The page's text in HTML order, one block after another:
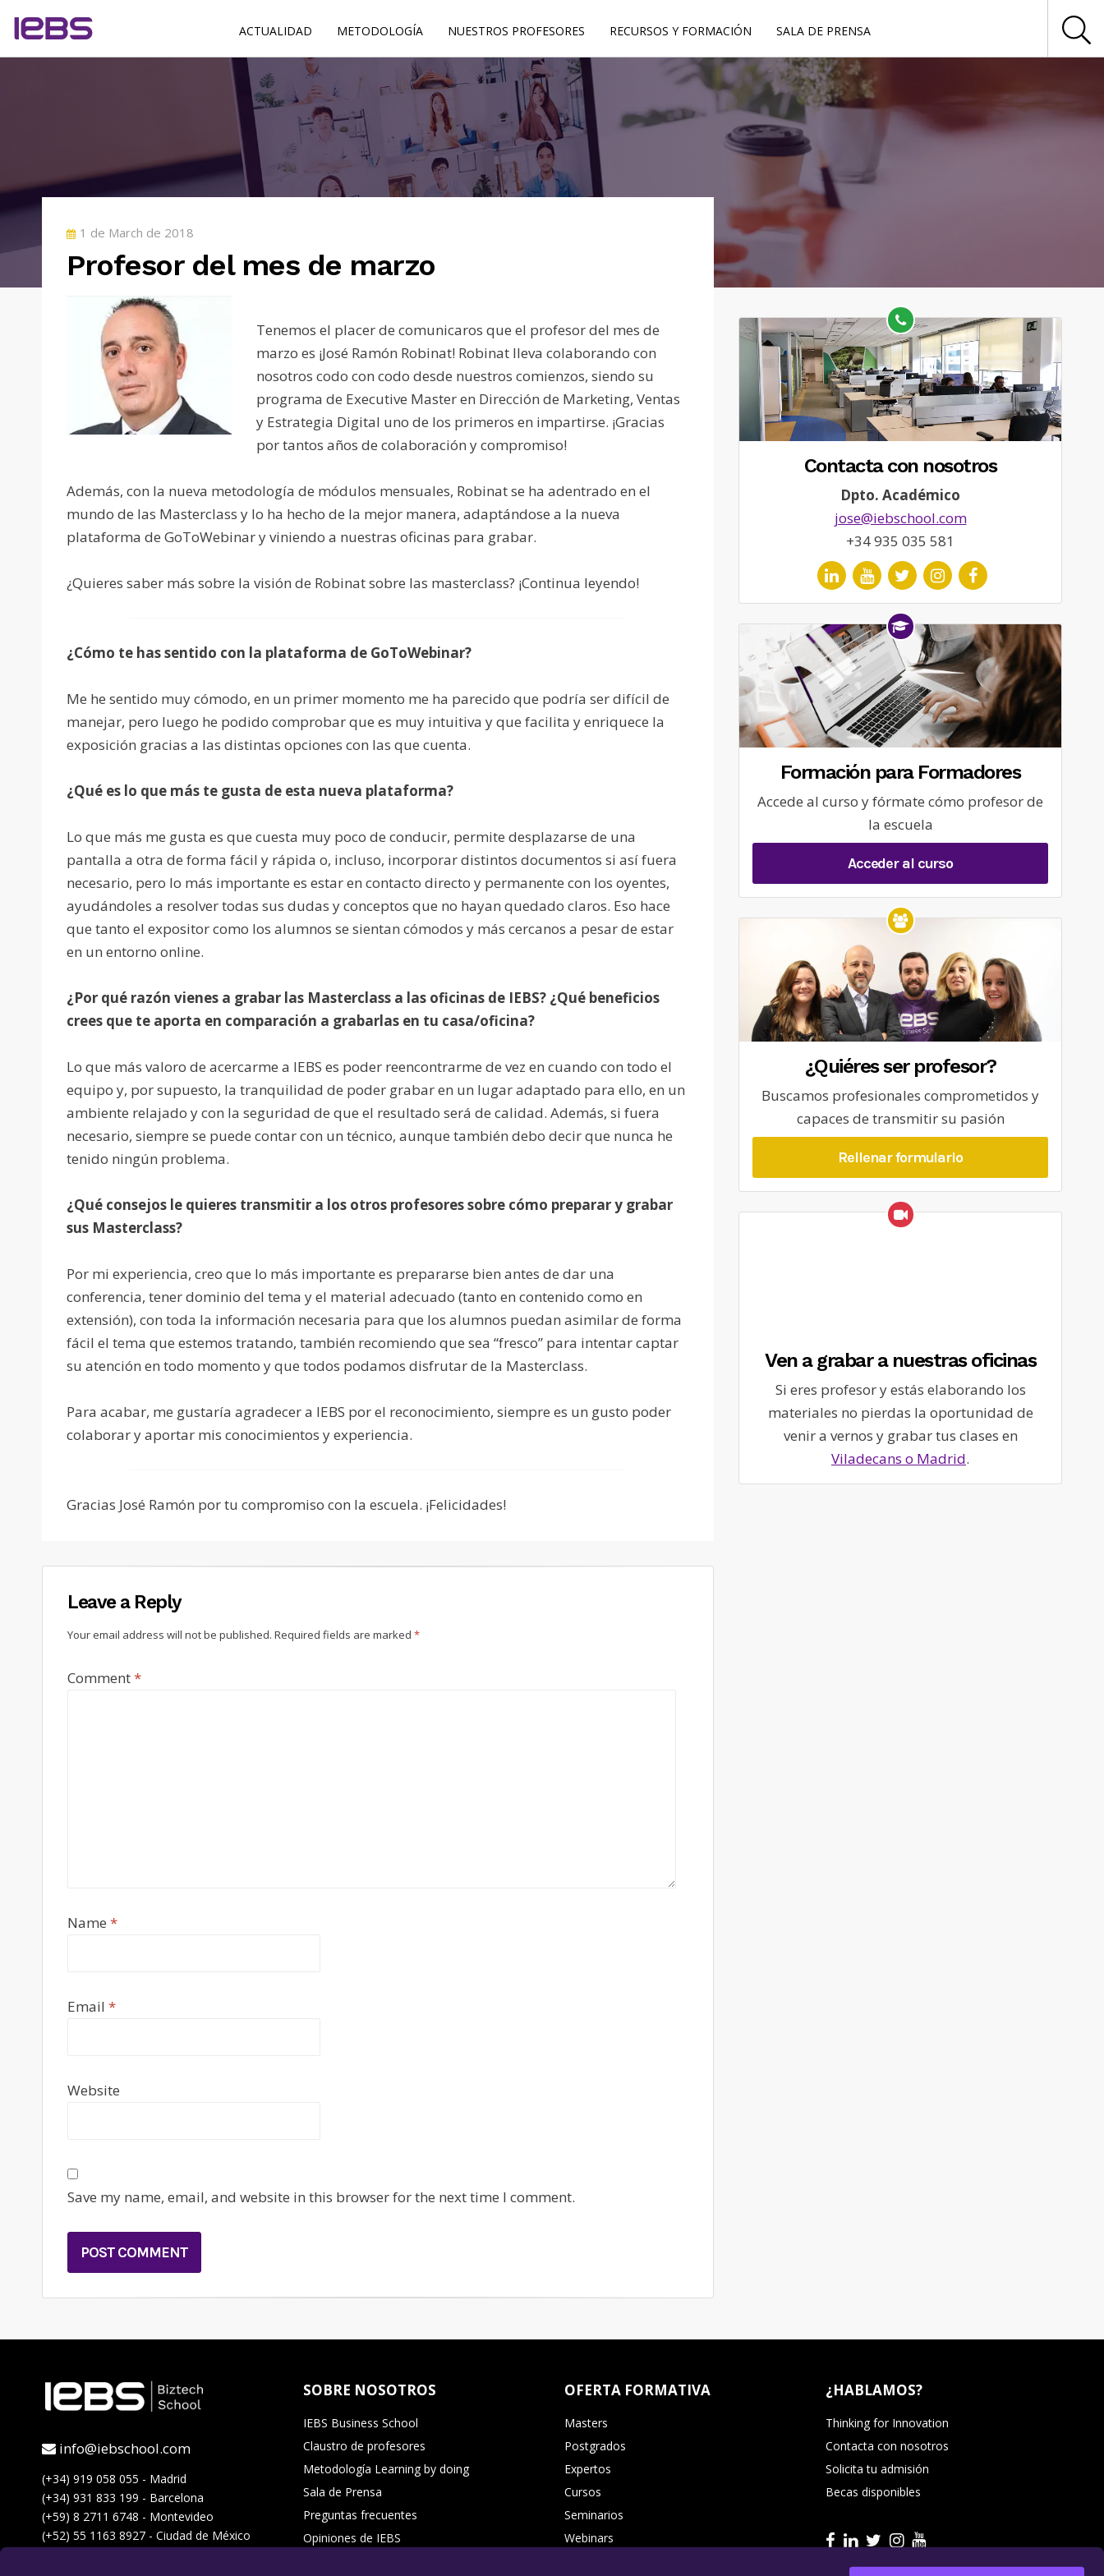
ACTUALIDAD METODOLOGÍA NUESTROS PROFESORES RECURSOS Y FORMACIÓN SALA DE PRENSA
POSTED
ON
1 de March de 2018
Profesor del mes de marzo
Tenemos el placer de comunicaros que el profesor del mes de
marzo es ¡José Ramón Robinat! Robinat lleva colaborando con
nosotros codo con codo desde nuestros comienzos, siendo su
programa de Executive Master en Dirección de Marketing, Ventas
y Estrategia Digital uno de los primeros en impartirse. ¡Gracias
por tantos años de colaboración y compromiso!
Además, con la nueva metodología de módulos mensuales, Robinat se ha adentrado en el
mundo de las Masterclass y lo ha hecho de la mejor manera, adaptándose a la nueva
plataforma de GoToWebinar y viniendo a nuestras oficinas para grabar.
¿Quieres saber más sobre la visión de Robinat sobre las masterclass? ¡Continua leyendo!
¿Cómo te has sentido con la plataforma de GoToWebinar?
Me he sentido muy cómodo, en un primer momento me ha parecido que podría ser difícil de
manejar, pero luego he podido comprobar que es muy intuitiva y que facilita y enriquece la
exposición gracias a las distintas opciones con las que cuenta.
¿Qué es lo que más te gusta de esta nueva plataforma?
Lo que más me gusta es que cuesta muy poco de conducir, permite desplazarse de una
pantalla a otra de forma fácil y rápida o, incluso, incorporar distintos documentos si así fuera
necesario, pero lo más importante es estar en contacto directo y permanente con los oyentes,
ayudándoles a resolver todas sus dudas y conceptos que no hayan quedado claros. Eso hace
que tanto el expositor como los alumnos se sientan cómodos y más cercanos a pesar de estar
en un entorno online.
¿Por qué razón vienes a grabar las Masterclass a las oficinas de IEBS? ¿Qué beneficios
crees que te aporta en comparación a grabarlas en tu casa/oficina?
Lo que más valoro de acercarme a IEBS es poder reencontrarme de vez en cuando con todo el
equipo y, por supuesto, la tranquilidad de poder grabar en un lugar adaptado para ello, en un
ambiente relajado y con la seguridad de que el resultado será de calidad. Además, si fuera
necesario, siempre se puede contar con un técnico, aunque también debo decir que nunca he
tenido ningún problema.
¿Qué consejos le quieres transmitir a los otros profesores sobre cómo preparar y grabar
sus Masterclass?
Por mi experiencia, creo que lo más importante es prepararse bien antes de dar una
conferencia, tener dominio del tema y el material adecuado (tanto en contenido como en
extensión), con toda la información necesaria para que los alumnos puedan asimilar de forma
fácil el tema que estemos tratando, también recomiendo que sea “fresco” para intentar captar
su atención en todo momento y que todos podamos disfrutar de la Masterclass.
Para acabar, me gustaría agradecer a IEBS por el reconocimiento, siempre es un gusto poder
colaborar y aportar mis conocimientos y experiencia.
Gracias José Ramón por tu compromiso con la escuela. ¡Felicidades!
Leave a Reply
Your email address will not be published. Required fields are marked *
Comment*
Name *
Email *
Website
Save my name, email, and website in this browser for the next time I comment.
Contacta con nosotros
Dpto. Académico
jose@iebschool.com
+34 935 035 581
Formación para Formadores
Accede al curso y fórmate cómo profesor de
la escuela
Acceder al curso
¿Quiéres ser profesor?
Buscamos profesionales comprometidos y
capaces de transmitir su pasión
Rellenar formulario
Ven a grabar a nuestras oficinas
Si eres profesor y estás elaborando los
materiales no pierdas la oportunidad de
venir a vernos y grabar tus clases en
Viladecans o Madrid.
info@iebschool.com
(+34) 919 058 055 - Madrid
(+34) 931 833 199 - Barcelona
(+59) 8 2711 6748 - Montevideo
(+52) 55 1163 8927 - Ciudad de México
SOBRE NOSOTROS
IEBS Business School
Claustro de profesores
Metodología Learning by doing
Sala de Prensa
Preguntas frecuentes
Opiniones de IEBS
OFERTA FORMATIVA
Masters
Postgrados
Expertos
Cursos
Seminarios
Webinars
¿HABLAMOS?
Thinking for Innovation
Contacta con nosotros
Solicita tu admisión
Becas disponibles